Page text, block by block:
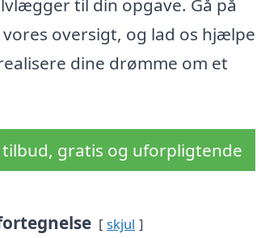
til din opgave. Gå på
oversigt, og lad os hjælpe
dine drømme om et
gratis og uforpligtende
skjul